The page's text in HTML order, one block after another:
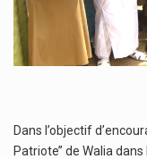
Dans l’objectif
Patriote’’ de Walia